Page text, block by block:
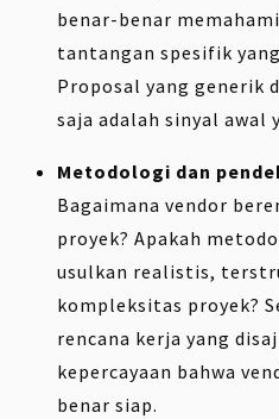
benar-benar
tantangan spesifik
Proposal yang generik
saja adalah sinyal awal
Metodologi dan
Bagaimana vendor
proyek? Apakah
usulkan realistis,
kompleksitas proyek?
rencana kerja yang
kepercayaan bahwa
benar siap.